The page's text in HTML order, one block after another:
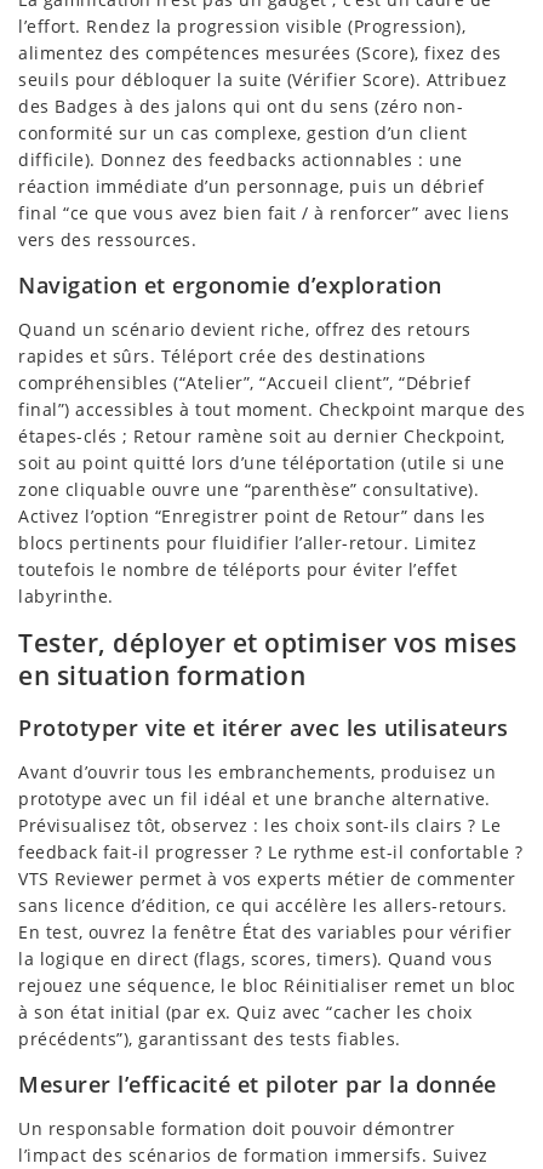
l’effort. Rendez la progression visible (Progression),
alimentez des compétences mesurées (Score), fixez des
seuils pour débloquer la suite (Vérifier Score). Attribuez
des Badges à des jalons qui ont du sens (zéro non-
conformité sur un cas complexe, gestion d’un client
difficile). Donnez des feedbacks actionnables : une
réaction immédiate d’un personnage, puis un débrief
final “ce que vous avez bien fait / à renforcer” avec liens
vers des ressources.
Navigation et ergonomie d’exploration
Quand un scénario devient riche, offrez des retours
rapides et sûrs. Téléport crée des destinations
compréhensibles (“Atelier”, “Accueil client”, “Débrief
final”) accessibles à tout moment. Checkpoint marque des
étapes-clés ; Retour ramène soit au dernier Checkpoint,
soit au point quitté lors d’une téléportation (utile si une
zone cliquable ouvre une “parenthèse” consultative).
Activez l’option “Enregistrer point de Retour” dans les
blocs pertinents pour fluidifier l’aller-retour. Limitez
toutefois le nombre de téléports pour éviter l’effet
labyrinthe.
Tester, déployer et optimiser vos mises
en situation formation
Prototyper vite et itérer avec les utilisateurs
Avant d’ouvrir tous les embranchements, produisez un
prototype avec un fil idéal et une branche alternative.
Prévisualisez tôt, observez : les choix sont-ils clairs ? Le
feedback fait-il progresser ? Le rythme est-il confortable ?
VTS Reviewer permet à vos experts métier de commenter
sans licence d’édition, ce qui accélère les allers-retours.
En test, ouvrez la fenêtre État des variables pour vérifier
la logique en direct (flags, scores, timers). Quand vous
rejouez une séquence, le bloc Réinitialiser remet un bloc
à son état initial (par ex. Quiz avec “cacher les choix
précédents”), garantissant des tests fiables.
Mesurer l’efficacité et piloter par la donnée
Un responsable formation doit pouvoir démontrer
l’impact des scénarios de formation immersifs. Suivez